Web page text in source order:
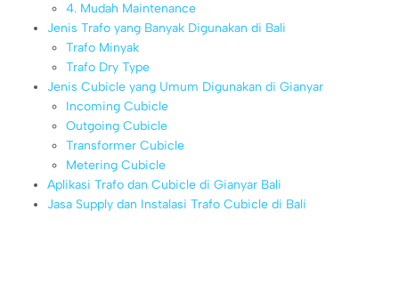
4. Mudah Maintenance
Jenis Trafo yang Banyak Digunakan di Bali
Trafo Minyak
Trafo Dry Type
Jenis Cubicle yang Umum Digunakan di Gianyar
Incoming Cubicle
Outgoing Cubicle
Transformer Cubicle
Metering Cubicle
Aplikasi Trafo dan Cubicle di Gianyar Bali
Jasa Supply dan Instalasi Trafo Cubicle di Bali